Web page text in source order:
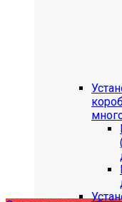
будет
PHP версии ниже
будет
MySql версии ниже